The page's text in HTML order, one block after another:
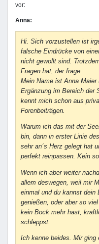
vor:
Anna:
Hi. Sich vorzustellen ist
falsche Eindrücke von
nicht gewollt sind.
Fragen hat, der frage.
Mein Name ist Anna
Ergänzung im Bereich der
kennt mich schon aus
Forenbeiträgen.
Warum ich das mit der
bin, dann in erster Linie
sehr an´s Herz gelegt hat
perfekt reinpassen. Kein
Wenn ich aber weiter
allem deswegen, weil mir
einmal und du kannst dein
genießen, oder aber so
kein Bock mehr hast,
schleppst.
Ich kenne beides. Mir